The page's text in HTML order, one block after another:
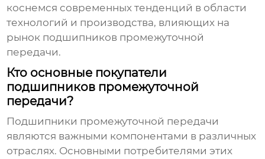
коснемся современных тенденций в области
технологий и производства, влияющих на
рынок подшипников промежуточной
передачи.
Кто основные покупатели
подшипников промежуточной
передачи?
Подшипники промежуточной передачи
являются важными компонентами в различных
отраслях. Основными потребителями этих